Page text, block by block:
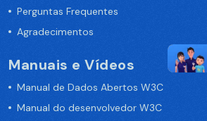
Perguntas Frequentes
Agradecimentos
Manuais e Vídeos
Manual de Dados Abertos W3C
Manual do desenvolvedor W3C